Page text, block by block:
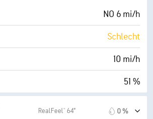
21 %
10 mi
30000 ft
NO 6 mi/h
Schlecht
10 mi/h
51 %
RealFeel® 64° 0 %